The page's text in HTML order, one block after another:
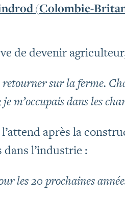
(Colombie-
de devenir
sur la ferme.
m’occupais dans les
après la
l’industrie :
les 20 prochaines